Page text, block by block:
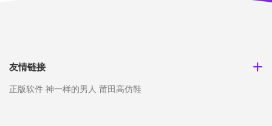
友情链接
正版软件 神一样的男人 莆田高仿鞋